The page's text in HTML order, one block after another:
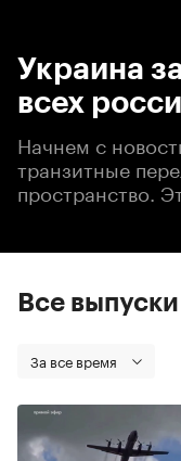
Украина
всех
Начнем с
транзитные
пространство.
Все
За все время